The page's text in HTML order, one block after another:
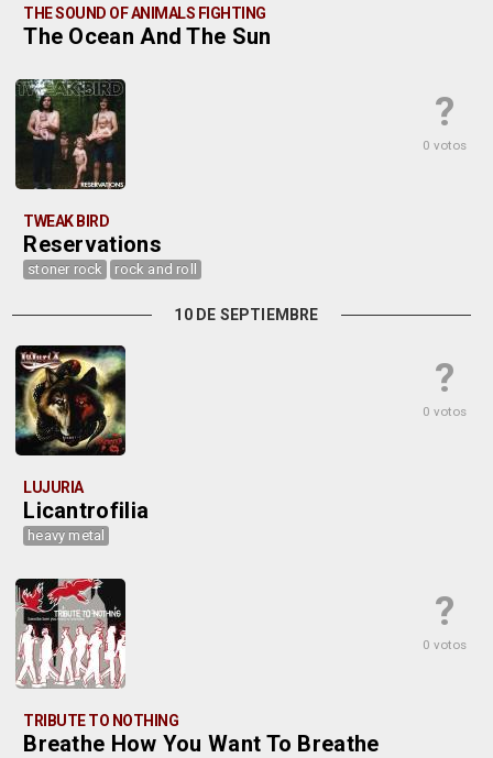
THE SOUND OF ANIMALS FIGHTING
The Ocean And The Sun
?
0 votos
TWEAK BIRD
Reservations
stoner rock rock and roll
10 DE SEPTIEMBRE
?
0 votos
LUJURIA
Licantrofilia
heavy metal
?
0 votos
TRIBUTE TO NOTHING
Breathe How You Want To Breathe